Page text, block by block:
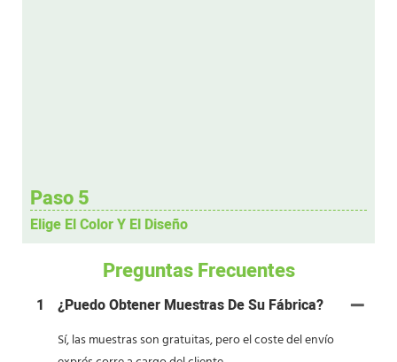
Paso 5
Elige El Color Y El Diseño
Preguntas Frecuentes
1 ¿Puedo Obtener Muestras De Su Fábrica?
Sí, las muestras son gratuitas, pero el coste del envío